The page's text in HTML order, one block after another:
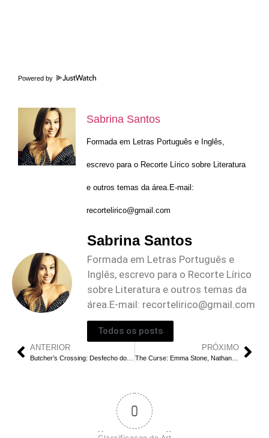
Powered by
Sabrina Santos
Formada em Letras Português e Inglês,
escrevo para o Recorte Lírico sobre Literatura
e outros temas da área.E-mail:
recortelirico@gmail.com
Sabrina Santos
Formada em Letras Português e
Inglês, escrevo para o Recorte Lírico
sobre Literatura e outros temas da
área.E-mail: recortelirico@gmail.com
Todos os posts
ANTERIOR PRÓXIMO
The Curse: Emma Stone, Nathan Fielder e Benny Safdie Criam um Show Estranho e Desconfortável
0